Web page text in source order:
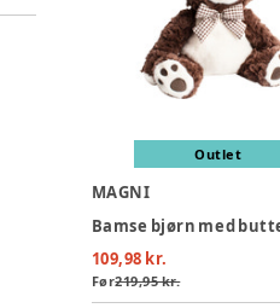
Outlet
MAGNI
109,98 kr.
Før219,95 kr.